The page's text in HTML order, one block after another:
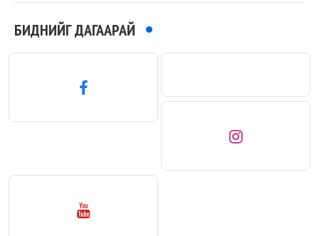
БИДНИЙГ ДАГААРАЙ